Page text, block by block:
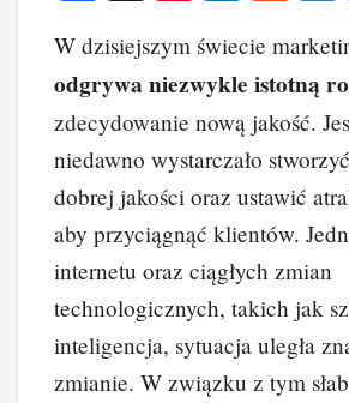
c
e
b
o
o
k
er
e
st
k
e
dI
n
d
di
t
W dzisiejszym świecie
odgrywa niezwykle istotną
zdecydowanie nową jakość.
niedawno wystarczało
dobrej jakości oraz ustawić
aby przyciągnąć klientów.
internetu oraz ciągłych zmian
technologicznych, takich jak
inteligencja, sytuacja uległa
zmianie. W związku z tym